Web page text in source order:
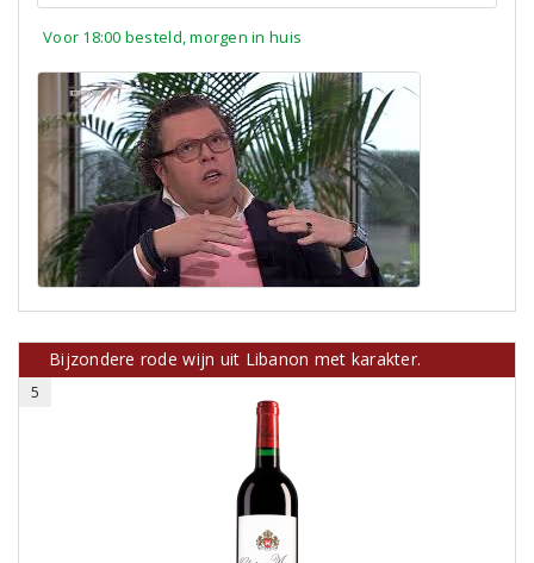
Voor 18:00 besteld, morgen in huis
Bijzondere rode wijn uit Libanon met karakter.
5